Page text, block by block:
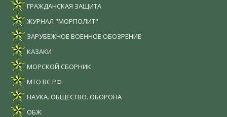
ГРАЖДАНСКАЯ ЗАЩИТА
ЖУРНАЛ "МОРПОЛИТ"
ЗАРУБЕЖНОЕ ВОЕННОЕ ОБОЗРЕНИЕ
КАЗАКИ
МОРСКОЙ СБОРНИК
МТО ВС РФ
НАУКА. ОБЩЕСТВО. ОБОРОНА
ОБЖ